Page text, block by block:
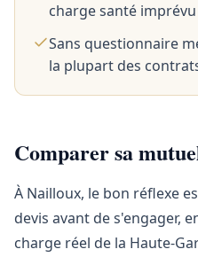
charge santé
Sans questionnaire
la plupart des
Comparer sa
À Nailloux, le bon réflexe
devis avant de s'engager,
charge réel de la Haute-